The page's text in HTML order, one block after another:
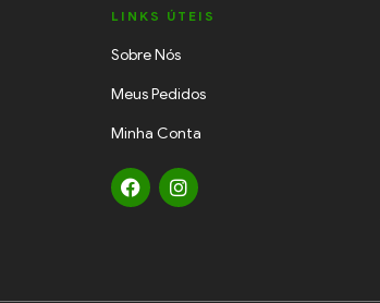
LINKS ÚTEIS
Sobre Nós
Meus Pedidos
Minha Conta